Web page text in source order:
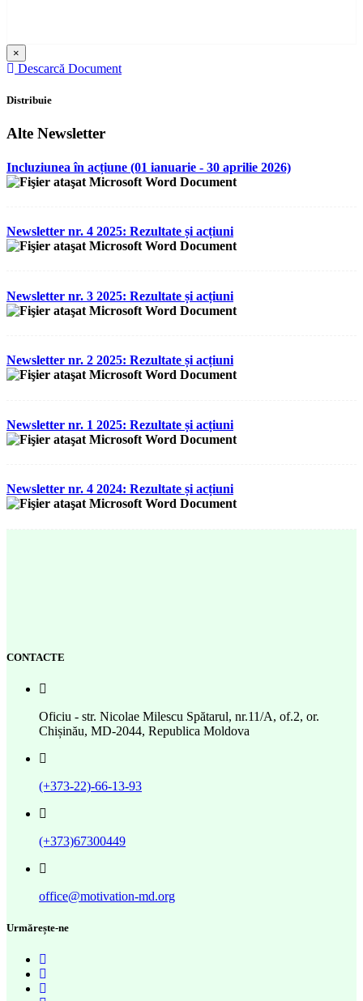
×
Descarcă Document
Distribuie
Alte Newsletter
Incluziunea în acțiune (01 ianuarie - 30 aprilie 2026)
Newsletter nr. 4 2025: Rezultate și acțiuni
Newsletter nr. 3 2025: Rezultate și acțiuni
Newsletter nr. 2 2025: Rezultate și acțiuni
Newsletter nr. 1 2025: Rezultate și acțiuni
Newsletter nr. 4 2024: Rezultate și acțiuni
CONTACTE
Oficiu - str. Nicolae Milescu Spătarul, nr.11/A, of.2, or.
Chișinău, MD-2044, Republica Moldova
(+373-22)-66-13-93
(+373)67300449
office@motivation-md.org
Urmărește-ne